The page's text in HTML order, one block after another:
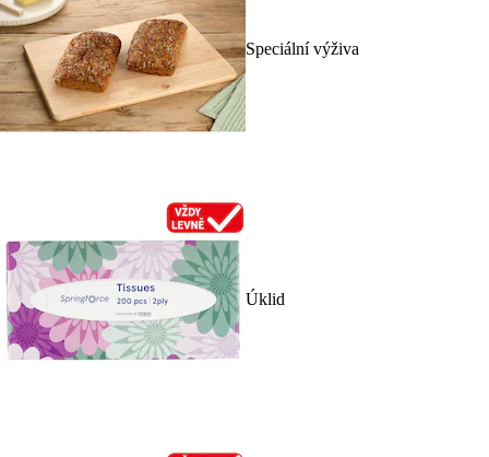
Speciální výživa
Úklid